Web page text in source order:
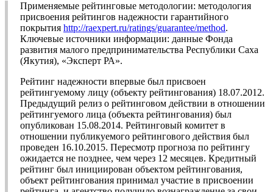
Применяемые рейтинговые методологии: методология
присвоения рейтингов надежности гарантийного
покрытия http://raexpert.ru/ratings/guarantee/method.
Ключевые источники информации: данные Фонда
развития малого предпринимательства Республики Саха
(Якутия), «Эксперт РА».
Рейтинг надежности впервые был присвоен
рейтингуемому лицу (объекту рейтингования) 18.07.2012.
Предыдущий релиз о рейтинговом действии в отношении
рейтингуемого лица (объекта рейтингования) был
опубликован 15.08.2014. Рейтинговый комитет в
отношении публикуемого рейтингового действия был
проведен 16.10.2015. Пересмотр прогноза по рейтингу
ожидается не позднее, чем через 12 месяцев. Кредитный
рейтинг был инициирован объектом рейтингования,
объект рейтингования принимал участие в присвоении